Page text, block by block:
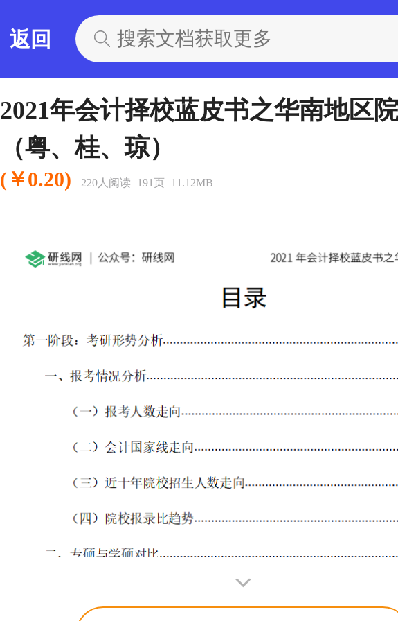
返回
2021年会计择校蓝皮书之华南地区
（粤、桂、琼）
(￥0.20) 220人阅读 191页 11.12MB